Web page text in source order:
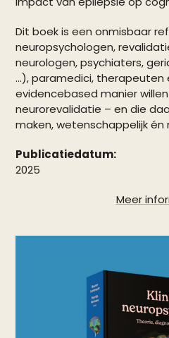
Dit boek is een onmisbaar
neuropsychologen,
neurologen, psychiaters,
…), paramedici,
evidencebased manier
neurorevalidatie – en die
maken, wetenschappelijk én
Publicatiedatum:
2025
Meer